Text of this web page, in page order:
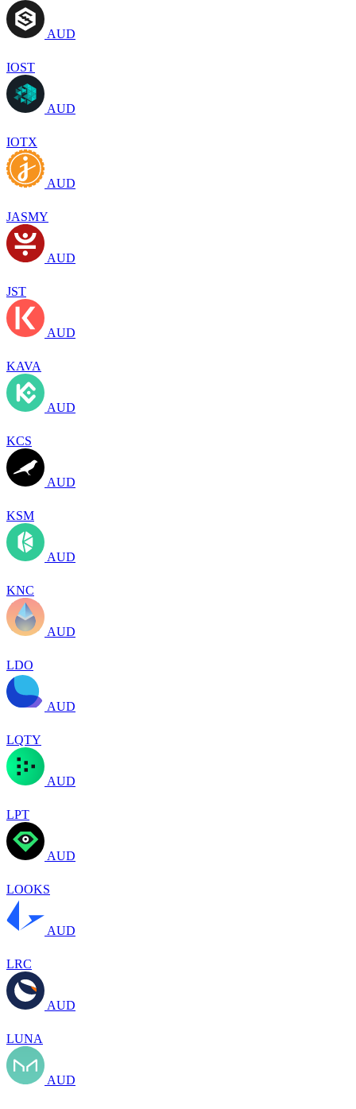
AUD
IOST
AUD
IOTX
AUD
JASMY
AUD
JST
AUD
KAVA
AUD
KCS
AUD
KSM
AUD
KNC
AUD
LDO
AUD
LQTY
AUD
LPT
AUD
LOOKS
AUD
LRC
AUD
LUNA
AUD